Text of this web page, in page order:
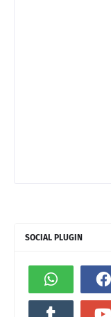
SOCIAL PLUGIN